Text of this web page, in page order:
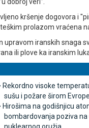
dobroj veri".
kršenje dogovora i
prolazom vraćena
iranskih snaga
ili plove ka iranskim
Rekordno visoke
sušu i požare širom Evrope
Hirošima na godišnjicu
bombardovanja poziva na